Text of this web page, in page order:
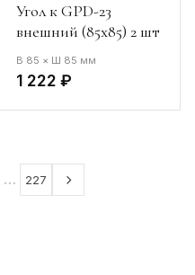
Угол к GPD-23
внешний (85х85) 2 шт
В 85 × Ш 85 мм
1 222 ₽
… 227